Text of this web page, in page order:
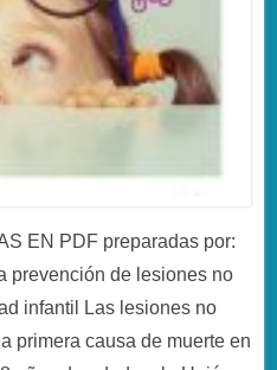
EN PDF preparadas por:
prevención de lesiones no
infantil Las lesiones no
primera causa de muerte en